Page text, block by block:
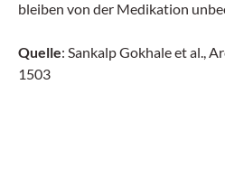
bleiben von der Medikation
Quelle: Sankalp Gokhale et al.,
1503